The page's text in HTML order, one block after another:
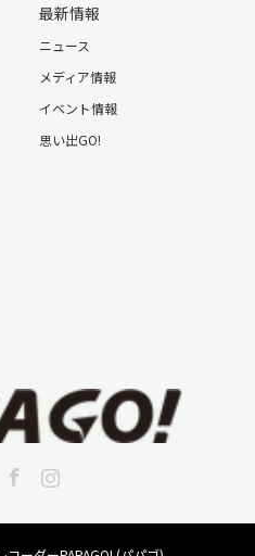
、英語、中国語など12言語
最新情報
ニュース
メディア情報
イベント情報
思い出GO!